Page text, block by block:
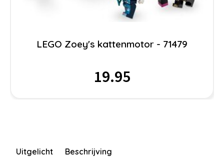
LEGO Zoey's kattenmotor - 71479
19.95
Uitgelicht Beschrijving